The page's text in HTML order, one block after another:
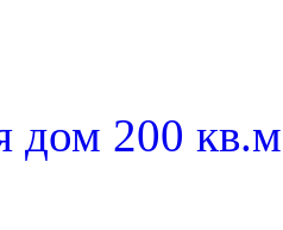
дом 200